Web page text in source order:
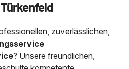
Kanalreinigung
Kanalinspektion
Grubenentleerung
Entleerung und Reinigung
Grubenentleerung und
Sickerschacht Reinigung
Fettabscheider
Saugbagger für Tiefbau
Saugbagger und Pumpen
Fermenter-Entleerung
Regenrückhaltebecken
Zertifikate /
zuverlässlichen,
? Unsere freundlichen,